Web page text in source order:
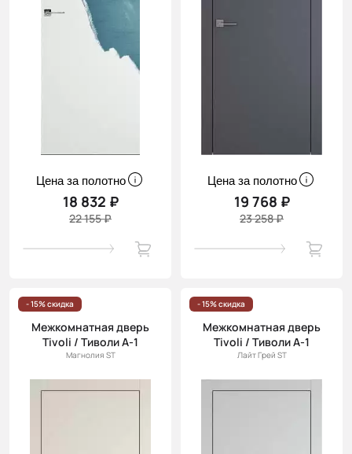
Цена за полотно
18 832 ₽
22 155 ₽
Цена за полотно
19 768 ₽
23 258 ₽
- 15% скидка
Межкомнатная дверь
Tivoli / Тиволи А-1
Магнолия ST
- 15% скидка
Межкомнатная дверь
Tivoli / Тиволи А-1
Лайт Грей ST